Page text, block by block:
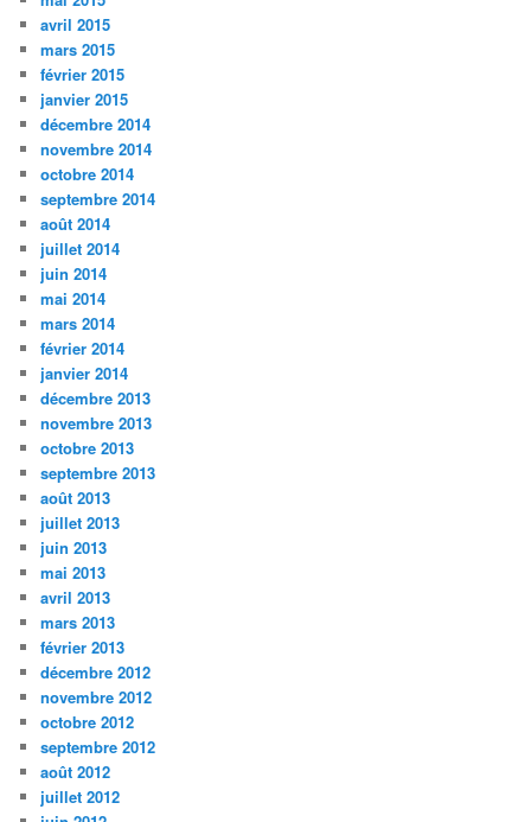
avril 2015
mars 2015
février 2015
janvier 2015
décembre 2014
novembre 2014
octobre 2014
septembre 2014
août 2014
juillet 2014
juin 2014
mai 2014
mars 2014
février 2014
janvier 2014
décembre 2013
novembre 2013
octobre 2013
septembre 2013
août 2013
juillet 2013
juin 2013
mai 2013
avril 2013
mars 2013
février 2013
décembre 2012
novembre 2012
octobre 2012
septembre 2012
août 2012
juillet 2012